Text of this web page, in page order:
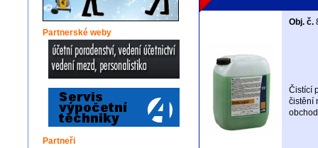
Obj. č.
Čistící
čistění
Partnerské weby
Partneři